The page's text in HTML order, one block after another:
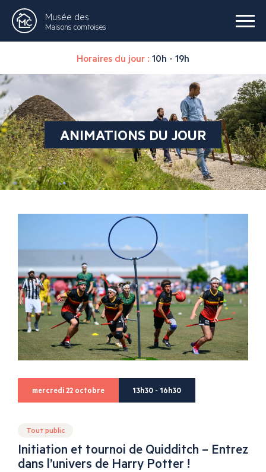
Musée des
Maisons comtoises
Horaires du jour : 10h - 19h
ANIMATIONS DU JOUR
mercredi 22 octobre 13h30 - 16h30
Tout public
Initiation et tournoi de Quidditch – Entrez
dans l’univers de Harry Potter !